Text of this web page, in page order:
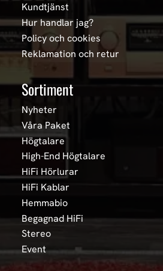
Kundtjänst
Hur handlar jag?
Policy och cookies
Reklamation och retur
Sortiment
Nyheter
Våra Paket
Högtalare
High-End Högtalare
HiFi Hörlurar
HiFi Kablar
Hemmabio
Begagnad HiFi
Stereo
Event